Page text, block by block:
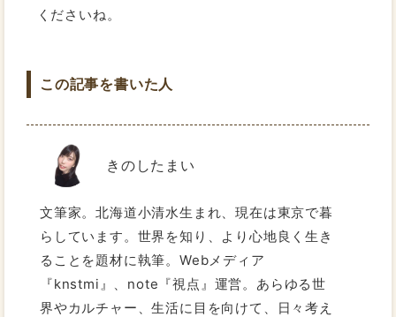
くださいね。
この記事を書いた人
きのしたまい
文筆家。北海道小清水生まれ、現在は東京で暮
らしています。世界を知り、より心地良く生き
ることを題材に執筆。Webメディア
『knstmi』、note『視点』運営。あらゆる世
界やカルチャー、生活に目を向けて、日々考え